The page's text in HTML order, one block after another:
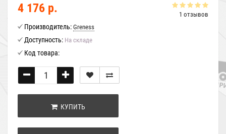
1 отзывов
4 176 р.
Производитель: Greness
Доступность: На складе
Код товара:
КУПИТЬ